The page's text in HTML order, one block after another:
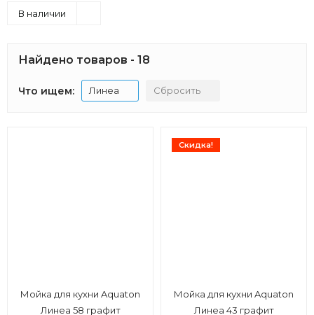
В наличии
Найдено товаров - 18
Что ищем: Линеа Сбросить
Мойка для кухни Aquaton
Линеа 58 графит
Скидка!
Мойка для кухни Aquaton
Линеа 43 графит